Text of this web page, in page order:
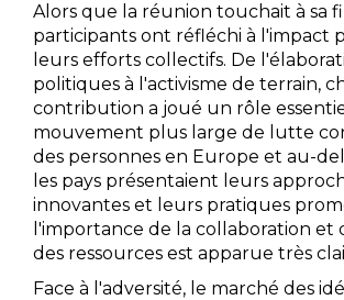
Alors que la réunion touchait à sa
participants ont réfléchi à l'impact
leurs efforts collectifs. De
politiques à l'activisme de terrain,
contribution a joué un rôle
mouvement plus large de lutte
des personnes en Europe et au-
les pays présentaient leurs
innovantes et leurs pratiques
l'importance de la collaboration et
des ressources est apparue très
Face à l'adversité, le marché des